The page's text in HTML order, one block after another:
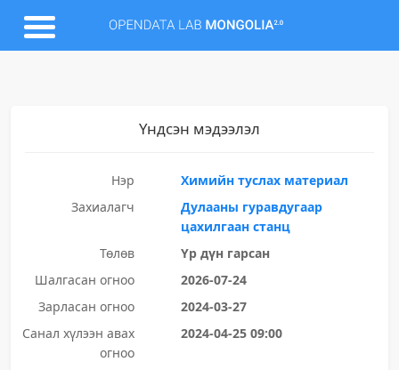
Үндсэн мэдээлэл
Нэр
Химийн туслах материал
Захиалагч
Дулааны гуравдугаар
цахилгаан станц
Төлөв
Үр дүн гарсан
Шалгасан огноо
2026-07-24
Зарласан огноо
2024-03-27
Санал хүлээн авах
огноо
2024-04-25 09:00